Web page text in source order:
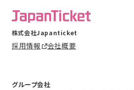
グループ会社
株式会社Japanticket
採用情報 会社概要